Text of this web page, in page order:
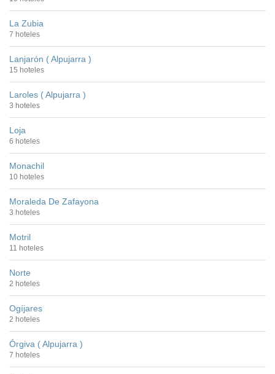
La Zubia
7 hoteles
Lanjarón ( Alpujarra )
15 hoteles
Laroles ( Alpujarra )
3 hoteles
Loja
6 hoteles
Monachil
10 hoteles
Moraleda De Zafayona
3 hoteles
Motril
11 hoteles
Norte
2 hoteles
Ogíjares
2 hoteles
Órgiva ( Alpujarra )
7 hoteles